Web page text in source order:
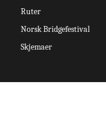
Ruter
Norsk Bridgefestival
Skjemaer